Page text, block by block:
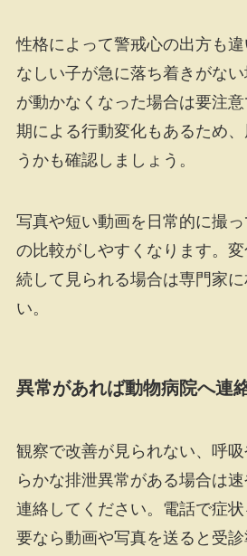
性格によって警戒心の出方も
なしい子が急に落ち着きがな
が動かなくなった場合は要注
期による行動変化もあるため
うかも確認しましょう。
写真や短い動画を日常的に撮
の比較がしやすくなります。
続して見られる場合は専門家
い。
異常があれば動物病院へ連
観察で改善が見られない、呼
らかな排泄異常がある場合は
連絡してください。電話で症
要なら動画や写真を送ると受